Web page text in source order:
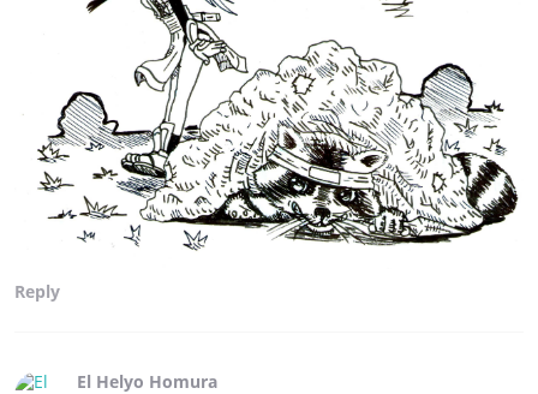
Reply
El Helyo Homura